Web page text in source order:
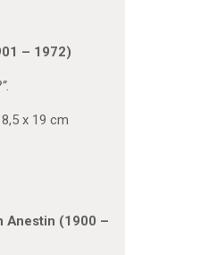
– 1972)
x 19 cm
Anestin (1900 –